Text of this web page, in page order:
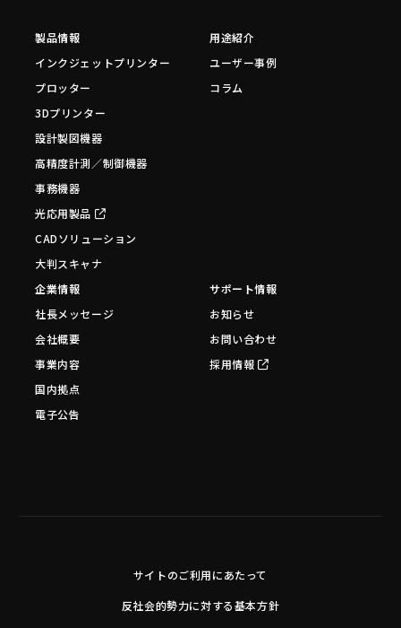
製品情報
インクジェットプリンター
プロッター
3Dプリンター
設計製図機器
高精度計測／制御機器
事務機器
光応用製品
CADソリューション
大判スキャナ
用途紹介
ユーザー事例
コラム
企業情報
社長メッセージ
会社概要
事業内容
国内拠点
電子公告
サポート情報
お知らせ
お問い合わせ
採用情報
サイトのご利用にあたって
反社会的勢力に対する基本方針